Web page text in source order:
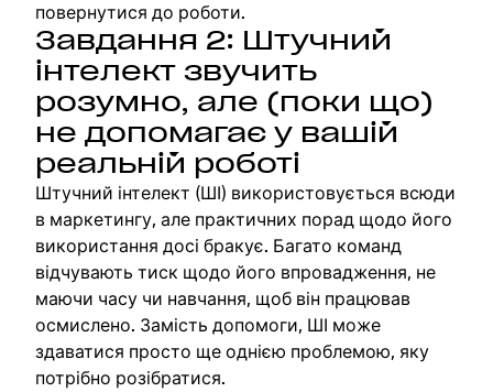
повернутися до роботи.
Завдання 2: Штучний
інтелект звучить
розумно, але (поки що)
не допомагає у вашій
реальній роботі
Штучний інтелект (ШІ) використовується всюди
в маркетингу, але практичних порад щодо його
використання досі бракує. Багато команд
відчувають тиск щодо його впровадження, не
маючи часу чи навчання, щоб він працював
осмислено. Замість допомоги, ШІ може
здаватися просто ще однією проблемою, яку
потрібно розібратися.